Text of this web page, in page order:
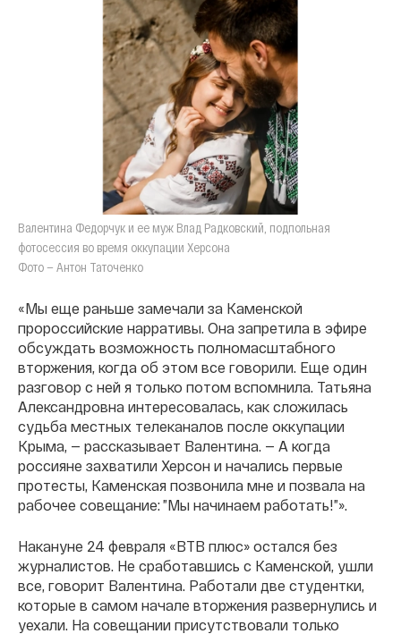
Валентина Федорчук и ее муж Влад Радковский, подпольная
фотосессия во время оккупации Херсона
Фото — Антон Таточенко
«Мы еще раньше замечали за Каменской
пророссийские нарративы. Она запретила в эфире
обсуждать возможность полномасштабного
вторжения, когда об этом все говорили. Еще один
разговор с ней я только потом вспомнила. Татьяна
Александровна интересовалась, как сложилась
судьба местных телеканалов после оккупации
Крыма, — рассказывает Валентина. — А когда
россияне захватили Херсон и начались первые
протесты, Каменская позвонила мне и позвала на
рабочее совещание: ”Мы начинаем работать!”».
Накануне 24 февраля «ВТВ плюс» остался без
журналистов. Не сработавшись с Каменской, ушли
все, говорит Валентина. Работали две студентки,
которые в самом начале вторжения развернулись и
уехали. На совещании присутствовали только